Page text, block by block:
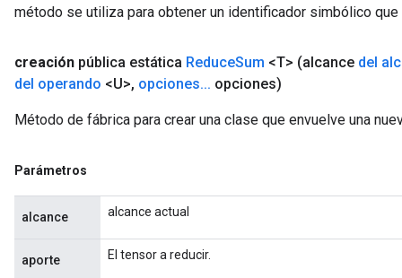
método se utiliza para obtener un identificador simbólico
creación pública estática ReduceSum <T> (alcance del
del operando <U>, opciones... opciones)
Método de fábrica para crear una clase que envuelve una
Parámetros
alcance alcance actual
aporte El tensor a reducir.